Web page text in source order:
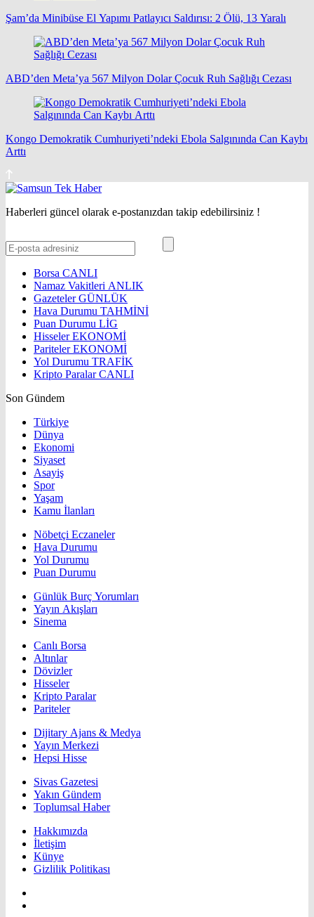
Şam’da Minibüse El Yapımı Patlayıcı Saldırısı: 2 Ölü, 13 Yaralı
ABD’den Meta’ya 567 Milyon Dolar Çocuk Ruh Sağlığı Cezası
Kongo Demokratik Cumhuriyeti’ndeki Ebola Salgınında Can Kaybı
Arttı
Haberleri güncel olarak e-postanızdan takip edebilirsiniz !
Borsa CANLI
Namaz Vakitleri ANLIK
GazetelerGÜNLÜK
Hava Durumu TAHMİNİ
Puan Durumu LİG
HisselerEKONOMİ
ParitelerEKONOMİ
Yol Durumu TRAFİK
Kripto ParalarCANLI
Son Gündem
Türkiye
Dünya
Ekonomi
Siyaset
Asayiş
Spor
Yaşam
Kamu İlanları
Nöbetçi Eczaneler
Hava Durumu
Yol Durumu
Puan Durumu
Günlük Burç Yorumları
Yayın Akışları
Sinema
Canlı Borsa
Altınlar
Dövizler
Hisseler
Kripto Paralar
Pariteler
Dijitary Ajans & Medya
Yayın Merkezi
Hepsi Hisse
Sivas Gazetesi
Yakın Gündem
Toplumsal Haber
Hakkımızda
İletişim
Künye
Gizlilik Politikası